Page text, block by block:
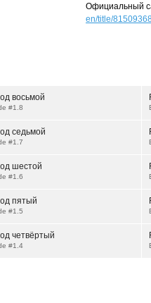
Официальный
en/title/
восьмой
#1.8
седьмой
#1.7
шестой
#1.6
пятый
#1.5
четвёртый
#1.4